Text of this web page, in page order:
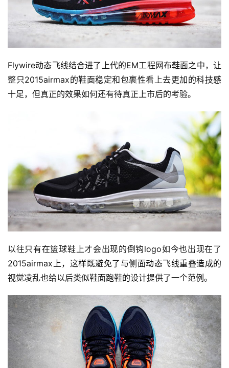
Flywire动态飞线结合进了上代的EM工程网布鞋面之中，让
整只2015airmax的鞋面稳定和包裹性看上去更加的科技感
十足，但真正的效果如何还有待真正上市后的考验。
以往只有在篮球鞋上才会出现的倒钩logo如今也出现在了
2015airmax上，这样既避免了与侧面动态飞线重叠造成的
视觉凌乱也给以后类似鞋面跑鞋的设计提供了一个范例。